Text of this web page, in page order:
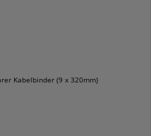
Kabelbinder (9 x 320mm)